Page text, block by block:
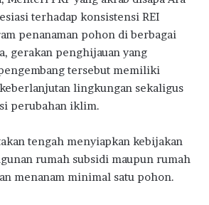
terhadap konsistensi REI
penanaman pohon di berbagai
gerakan penghijauan yang
tersebut memiliki
lingkungan sekaligus
perubahan iklim.
tengah menyiapkan kebijakan
rumah subsidi maupun rumah
menanam minimal satu pohon.